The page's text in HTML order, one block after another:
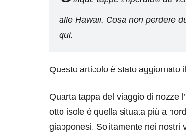
alle Hawaii. Cosa non perdere
qui.
Questo articolo è stato aggiornato
Quarta tappa del viaggio di nozze
otto isole è quella situata più a
giapponesi. Solitamente nei nostri